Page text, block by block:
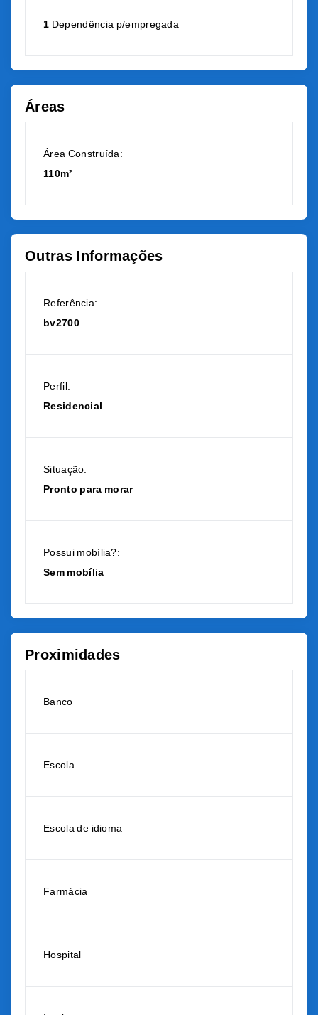
1 Dependência p/empregada
Áreas
Área Construída:
110m²
Outras Informações
Referência:
bv2700
Perfil:
Residencial
Situação:
Pronto para morar
Possui mobília?:
Sem mobília
Proximidades
Banco
Escola
Escola de idioma
Farmácia
Hospital